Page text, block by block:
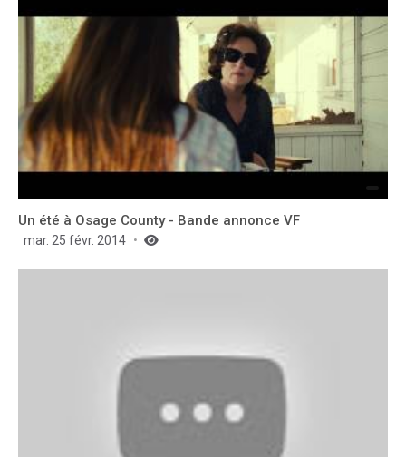
Un été à Osage County - Bande annonce VF
mar. 25 févr. 2014